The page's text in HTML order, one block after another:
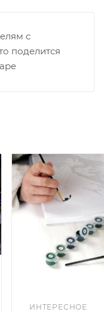
с
поделится
ИНТЕРЕСНОЕ